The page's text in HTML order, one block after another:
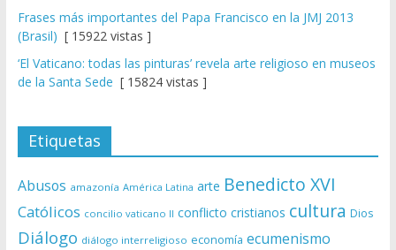
Frases más importantes del Papa Francisco en la JMJ 2013
(Brasil) [ 15922 vistas ]
‘El Vaticano: todas las pinturas’ revela arte religioso en museos
de la Santa Sede [ 15824 vistas ]
Etiquetas
Abusos amazonía América Latina arte Benedicto XVI
Católicos concilio vaticano II conflicto cristianos cultura Dios
Diálogo diálogo interreligioso economía ecumenismo